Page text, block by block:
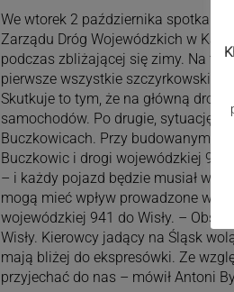
We wtorek 2 października spotkali
Zarządu Dróg Wojewódzkich w
podczas zbliżającej się zimy. Na
pierwsze wszystkie szczyrkowskie
Skutkuje to tym, że na główną
samochodów. Po drugie, sytuację
Buczkowicach. Przy budowanym
Buczkowic i drogi wojewódzkiej
– i każdy pojazd będzie musiał
mogą mieć wpływ prowadzone w
wojewódzkiej 941 do Wisły. –
Wisły. Kierowcy jadący na Śląsk
mają bliżej do ekspresówki. Ze
przyjechać do nas – mówił Antoni